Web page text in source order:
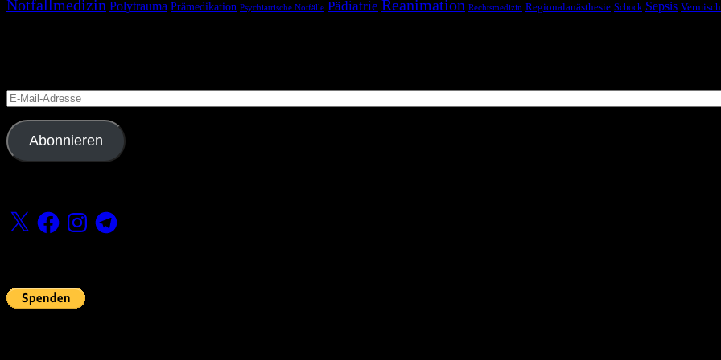
Notfallmedizin Polytrauma Prämedikation Psychiatrische Notfälle Pädiatrie Reanimation Rechtsmedizin Regionalanästhesie Schock Sepsis
E-
Mail-
Adresse
Abonnieren
X FacebookInstagramTelegram